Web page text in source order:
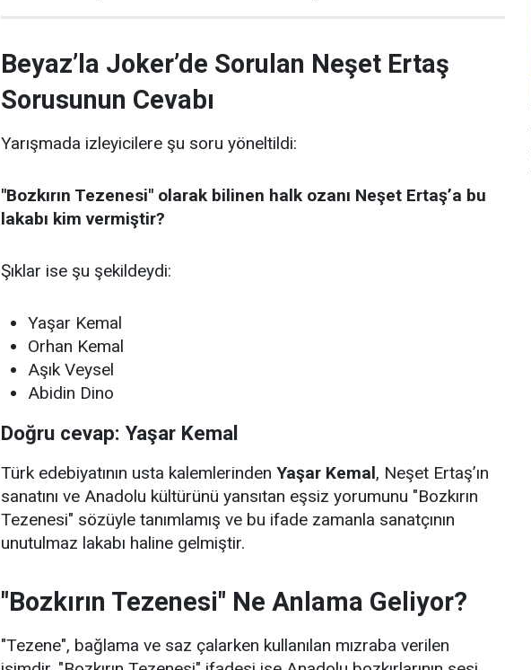
Beyaz’la Joker’de Sorulan Neşet Ertaş
Sorusunun Cevabı
Yarışmada izleyicilere şu soru yöneltildi:
"Bozkırın Tezenesi" olarak bilinen halk ozanı Neşet Ertaş’a bu
lakabı kim vermiştir?
Şıklar ise şu şekildeydi:
Yaşar Kemal
Orhan Kemal
Aşık Veysel
Abidin Dino
Doğru cevap: Yaşar Kemal
Türk edebiyatının usta kalemlerinden Yaşar Kemal, Neşet Ertaş’ın
sanatını ve Anadolu kültürünü yansıtan eşsiz yorumunu "Bozkırın
Tezenesi" sözüyle tanımlamış ve bu ifade zamanla sanatçının
unutulmaz lakabı haline gelmiştir.
"Bozkırın Tezenesi" Ne Anlama Geliyor?
"Tezene", bağlama ve saz çalarken kullanılan mızraba verilen